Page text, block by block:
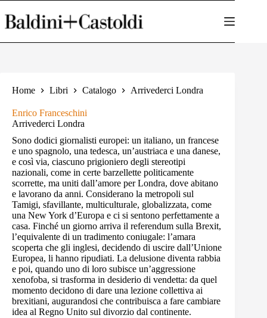
al
contenuto
Home Libri Catalogo Arrivederci Londra
Enrico Franceschini
Arrivederci Londra
Sono dodici giornalisti europei: un italiano, un francese
e uno spagnolo, una tedesca, un’austriaca e una danese,
e così via, ciascuno prigioniero degli stereotipi
nazionali, come in certe barzellette politicamente
scorrette, ma uniti dall’amore per Londra, dove abitano
e lavorano da anni. Considerano la metropoli sul
Tamigi, sfavillante, multiculturale, globalizzata, come
una New York d’Europa e ci si sentono perfettamente a
casa. Finché un giorno arriva il referendum sulla Brexit,
l’equivalente di un tradimento coniugale: l’amara
scoperta che gli inglesi, decidendo di uscire dall’Unione
Europea, li hanno ripudiati. La delusione diventa rabbia
e poi, quando uno di loro subisce un’aggressione
xenofoba, si trasforma in desiderio di vendetta: da quel
momento decidono di dare una lezione collettiva ai
brexitiani, augurandosi che contribuisca a fare cambiare
idea al Regno Unito sul divorzio dal continente.